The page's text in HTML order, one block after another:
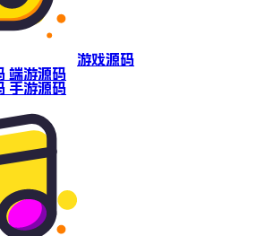
游戏源码
端游源码
手游源码